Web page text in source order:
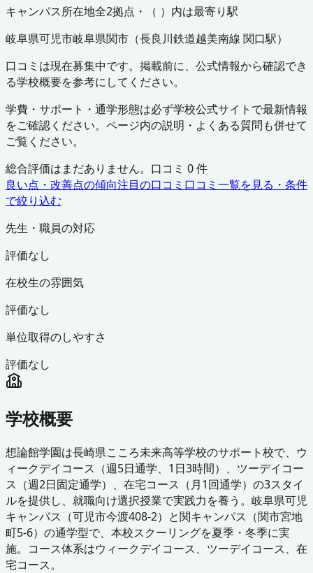
キャンパス所在地全2拠点・（ ）内は最寄り駅
岐阜県可児市岐阜県関市 （長良川鉄道越美南線 関口駅）
口コミは現在募集中です。掲載前に、公式情報から確認でき
る学校概要を参考にしてください。
学費・サポート・通学形態は必ず学校公式サイトで最新情報
をご確認ください。ページ内の説明・よくある質問も併せて
ご覧ください。
総合評価はまだありません。口コミ 0件
良い点・改善点の傾向注目の口コミ 口コミ一覧を見る・条件
で絞り込む
先生・職員の対応
評価なし
在校生の雰囲気
評価なし
単位取得のしやすさ
評価なし
学校概要
想論館学園は長崎県こころ未来高等学校のサポート校で、ウ
ィークデイコース（週5日通学、1日3時間）、ツーデイコー
ス（週2日固定通学）、在宅コース（月1回通学）の3スタイ
ルを提供し、就職向け選択授業で実践力を養う。岐阜県可児
キャンパス（可児市今渡408-2）と関キャンパス（関市宮地
町5-6）の通学型で、本校スクーリングを夏季・冬季に実
施。コース体系はウィークデイコース、ツーデイコース、在
宅コース。